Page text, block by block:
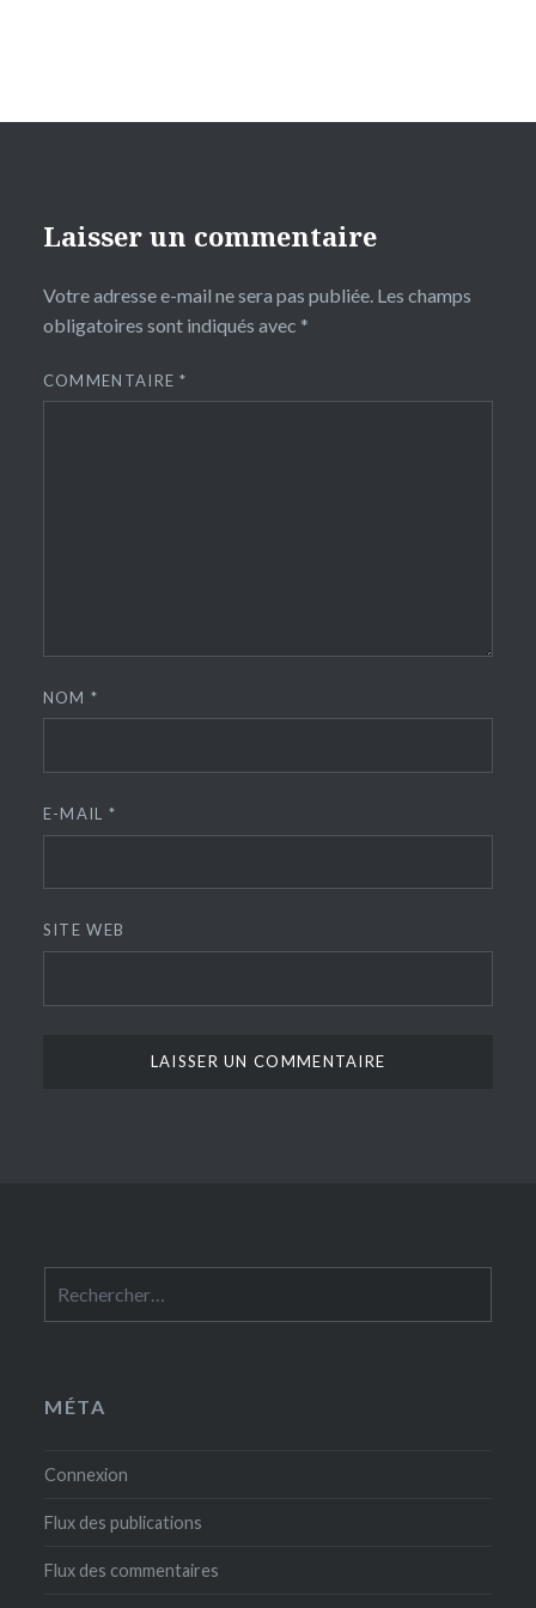
Laisser un commentaire
Votre adresse e-mail ne sera pas publiée. Les champs
obligatoires sont indiqués avec *
COMMENTAIRE*
NOM*
E-MAIL *
SITE WEB
MÉTA
Connexion
Flux des publications
Flux des commentaires